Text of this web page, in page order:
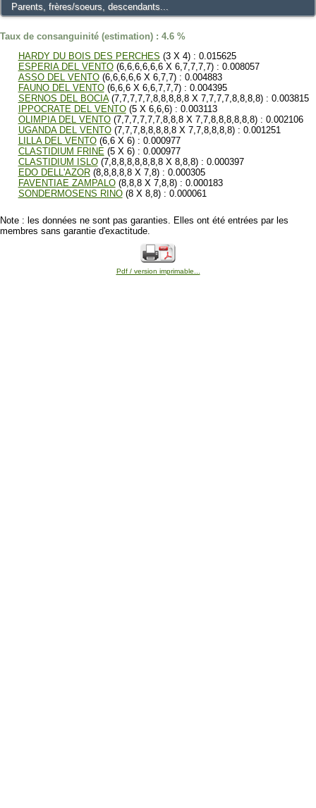
Parents, frères/soeurs, descendants...
Taux de consanguinité (estimation) : 4.6 %
HARDY DU BOIS DES PERCHES (3 X 4) : 0.015625
ESPERIA DEL VENTO(6,6,6,6,6,6 X 6,7,7,7,7) : 0.008057
ASSO DEL VENTO(6,6,6,6,6 X 6,7,7) : 0.004883
FAUNO DEL VENTO(6,6,6 X 6,6,7,7,7) : 0.004395
SERNOS DEL BOCIA(7,7,7,7,7,8,8,8,8,8 X 7,7,7,7,8,8,8,8) : 0.003815
IPPOCRATE DEL VENTO(5 X 6,6,6) : 0.003113
OLIMPIA DEL VENTO(7,7,7,7,7,7,8,8,8 X 7,7,8,8,8,8,8,8) : 0.002106
UGANDA DEL VENTO(7,7,7,8,8,8,8,8 X 7,7,8,8,8,8) : 0.001251
LILLA DEL VENTO(6,6 X 6) : 0.000977
CLASTIDIUM FRINE(5 X 6) : 0.000977
CLASTIDIUM ISLO(7,8,8,8,8,8,8,8 X 8,8,8) : 0.000397
EDO DELL'AZOR(8,8,8,8,8 X 7,8) : 0.000305
FAVENTIAE ZAMPALO(8,8,8 X 7,8,8) : 0.000183
SONDERMOSENS RINO(8 X 8,8) : 0.000061
Note : les données ne sont pas garanties. Elles ont été entrées par les
membres sans garantie d'exactitude.
Pdf / version imprimable...